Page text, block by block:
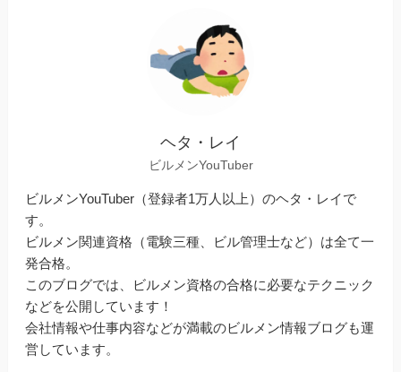
ヘタ・レイ
ビルメンYouTuber
ビルメンYouTuber（登録者1万人以上）のヘタ・レイで
す。
ビルメン関連資格（電験三種、ビル管理士など）は全て一
発合格。
このブログでは、ビルメン資格の合格に必要なテクニック
などを公開しています！
会社情報や仕事内容などが満載のビルメン情報ブログも運
営しています。